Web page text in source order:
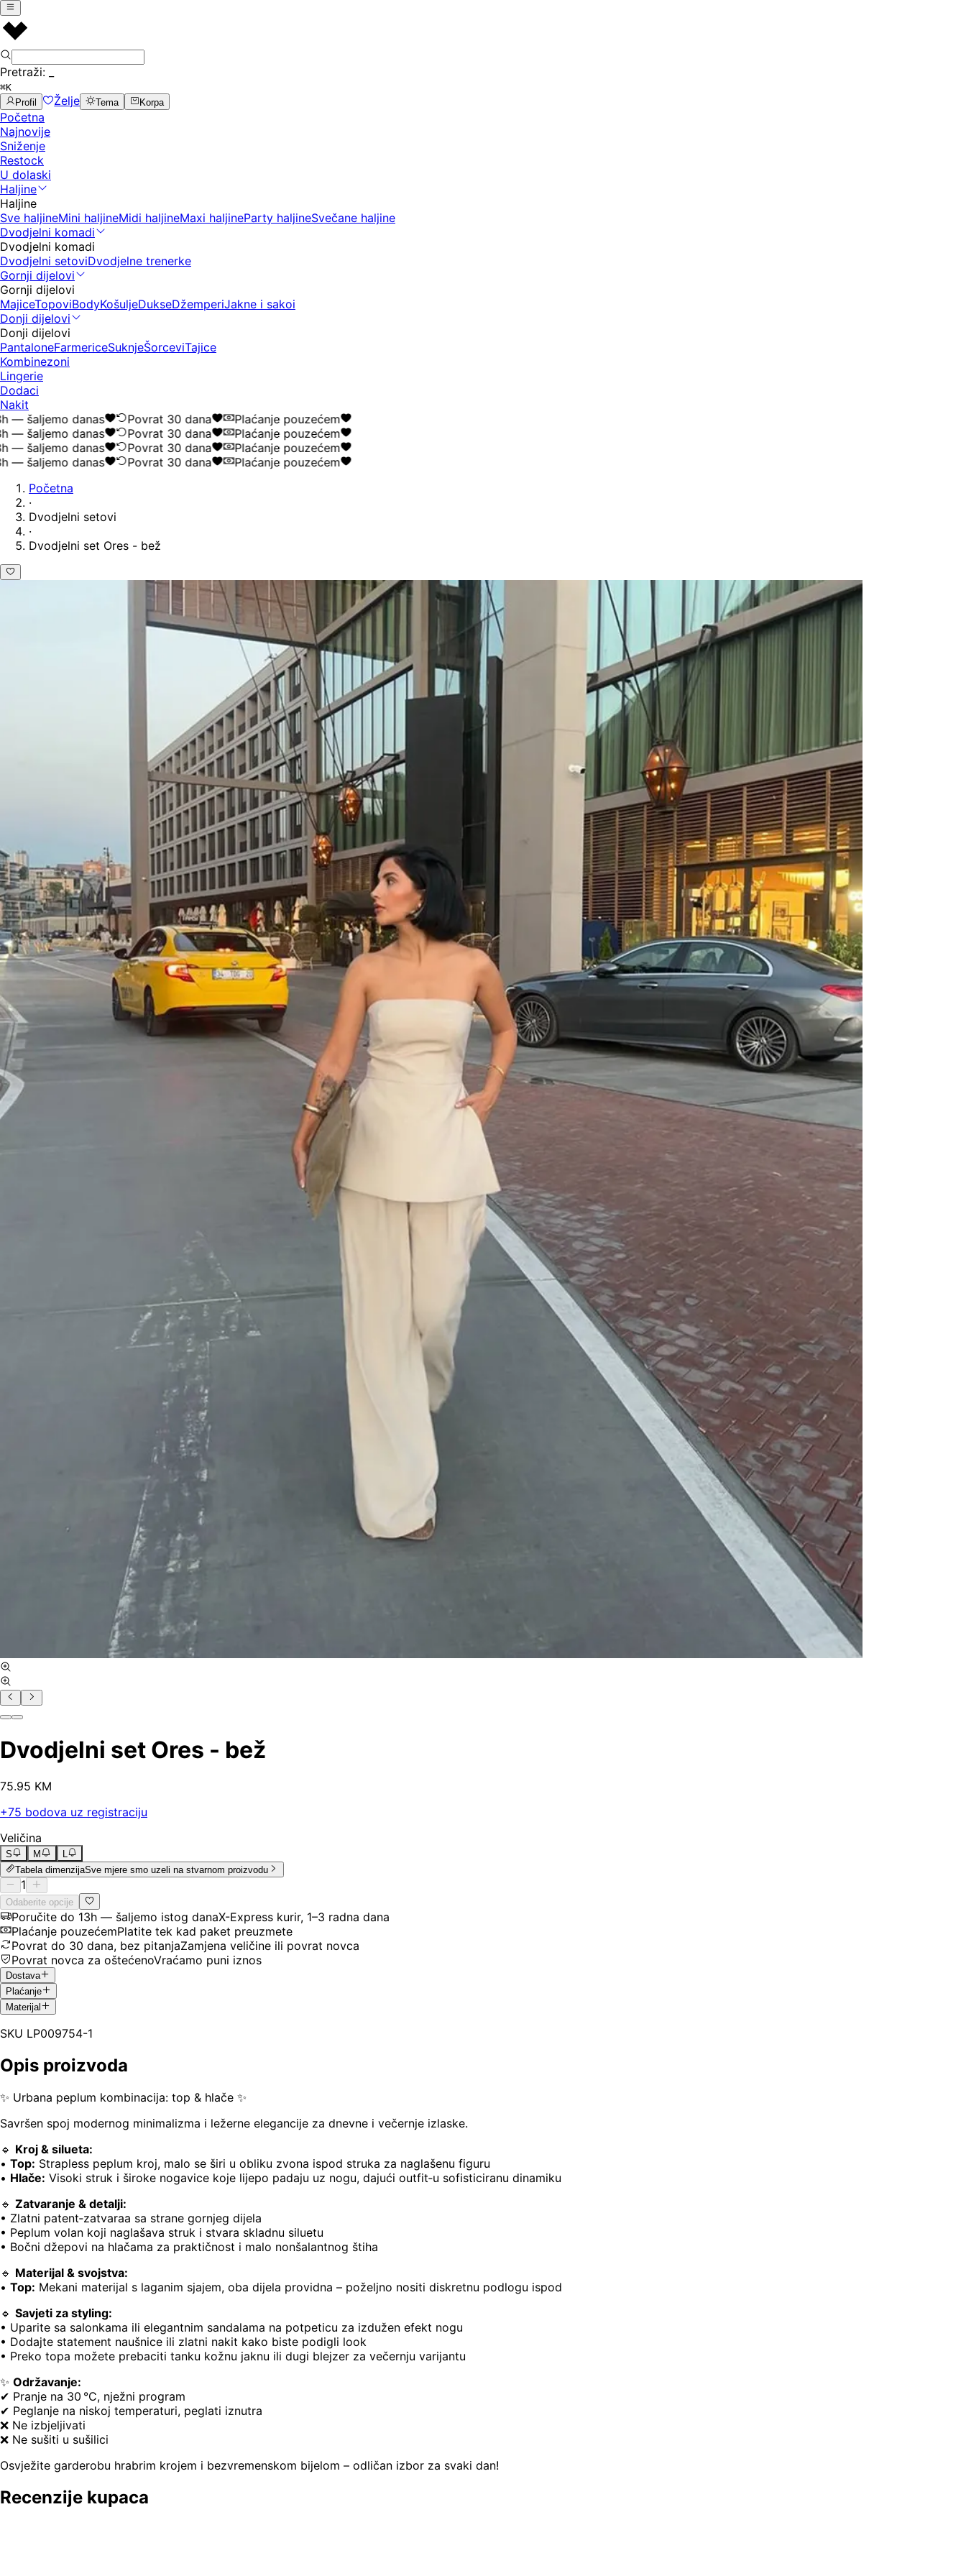
Pretraži:
⌘K
Profil
Želje Tema Korpa
Početna
Najnovije
Sniženje
Restock
U dolaski
Haljine
Haljine
Sve haljineMini haljineMidi haljineMaxi haljineParty haljineSvečane haljine
Dvodjelni komadi
Dvodjelni komadi
Dvodjelni setoviDvodjelne trenerke
Gornji dijelovi
Gornji dijelovi
MajiceTopoviBodyKošuljeDukseDžemperiJakne i sakoi
Donji dijelovi
Donji dijelovi
PantaloneFarmericeSuknjeŠorceviTajice
Kombinezoni
Lingerie
Dodaci
Nakit
šaljemo danas
Povrat 30 dana
Plaćanje pouzećem
šaljemo danas
Povrat 30 dana
Plaćanje pouzećem
šaljemo danas
Povrat 30 dana
Plaćanje pouzećem
šaljemo danas
Povrat 30 dana
Plaćanje pouzećem
Početna
·
Dvodjelni setovi
·
Dvodjelni set Ores - bež
Dvodjelni set Ores - bež
75.95 KM
+75 bodova uz registraciju
Veličina
S M
L
Tabela dimenzijaSve mjere smo uzeli na stvarnom proizvodu
1
Odaberite opcije
Poručite do 13h — šaljemo istog danaX-Express kurir, 1–3 radna dana
Plaćanje pouzećemPlatite tek kad paket preuzmete
Povrat do 30 dana, bez pitanjaZamjena veličine ili povrat novca
Povrat novca za oštećenoVraćamo puni iznos
Dostava
Plaćanje
Materijal
SKU LP009754-1
Opis proizvoda
✨ Urbana peplum kombinacija: top & hlače ✨
Savršen spoj modernog minimalizma i ležerne elegancije za dnevne i večernje izlaske.
🔹 Kroj & silueta:
• Top: Strapless peplum kroj, malo se širi u obliku zvona ispod struka za naglašenu figuru
• Hlače: Visoki struk i široke nogavice koje lijepo padaju uz nogu, dajući outfit‑u sofisticiranu dinamiku
🔹 Zatvaranje & detalji:
• Zlatni patent‑zatvaraa sa strane gornjeg dijela
• Peplum volan koji naglašava struk i stvara skladnu siluetu
• Bočni džepovi na hlačama za praktičnost i malo nonšalantnog štiha
🔹 Materijal & svojstva:
• Top: Mekani materijal s laganim sjajem, oba dijela providna – poželjno nositi diskretnu podlogu ispod
🔹 Savjeti za styling:
• Uparite sa salonkama ili elegantnim sandalama na potpeticu za izdužen efekt nogu
• Dodajte statement naušnice ili zlatni nakit kako biste podigli look
• Preko topa možete prebaciti tanku kožnu jaknu ili dugi blejzer za večernju varijantu
✨ Održavanje:
✔ Pranje na 30 °C, nježni program
✔ Peglanje na niskoj temperaturi, peglati iznutra
❌ Ne izbjeljivati
❌ Ne sušiti u sušilici
Osvježite garderobu hrabrim krojem i bezvremenskom bijelom – odličan izbor za svaki dan!
Recenzije kupaca